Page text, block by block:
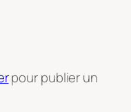
pour publier un